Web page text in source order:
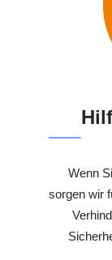
Wenn
sorgen wir